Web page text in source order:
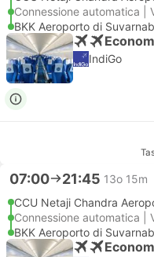
Connessione automatica |
BKK Aeroporto di
IndiGo
07:00 21:45 13o 15m
CCU Netaji Chandra
Connessione automatica |
BKK Aeroporto di